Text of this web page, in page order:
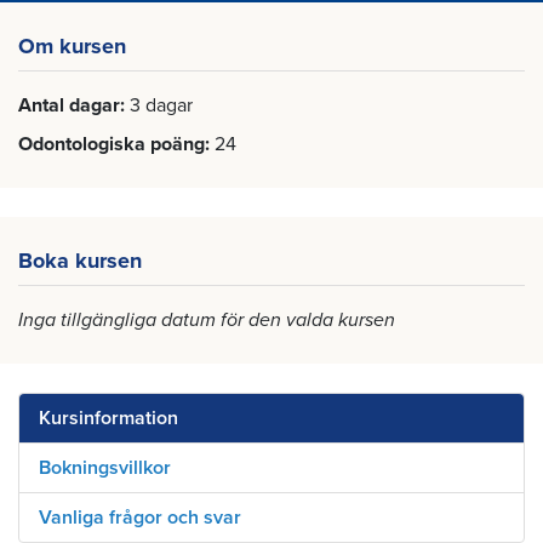
Om kursen
Antal dagar 3 dagar
Odontologiska poäng 24
Boka kursen
Inga tillgängliga datum för den valda kursen
Kursinformation
Bokningsvillkor
Vanliga frågor och svar